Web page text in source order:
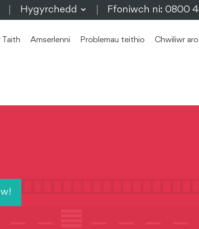
Hygyrchedd v Ffoniwch ni: 0800
Taith Amserlenni Problemau teithio Chwiliwr